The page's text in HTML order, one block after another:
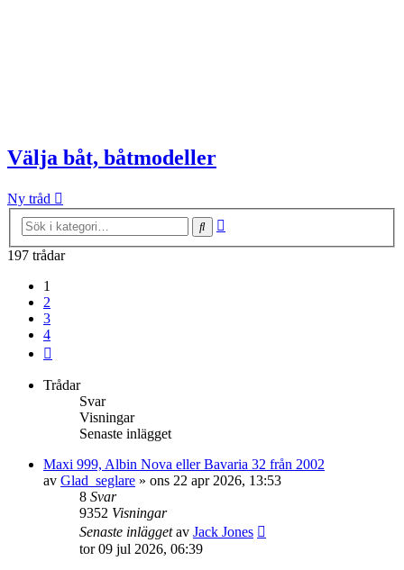
Välja båt, båtmodeller
Ny tråd
Sök
197 trådar
1
2
3
4
Trådar
Svar
Visningar
Senaste inlägget
Maxi 999, Albin Nova eller Bavaria 32 från 2002
av Glad_seglare » ons 22 apr 2026, 13:53
8 Svar
9352 Visningar
Senaste inläggetav Jack Jones
tor 09 jul 2026, 06:39